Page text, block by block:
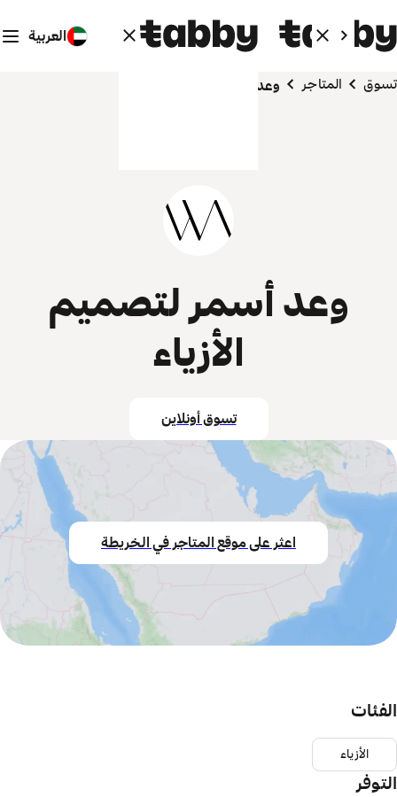
العربية
تسوق المتاجر وعد أسمر لتصميم الأزياء
وعد أسمر لتصميم
الأزياء
تسوق أونلاين
اعثر على موقع المتاجر في الخريطة
الفئات
الأزياء
التوفر